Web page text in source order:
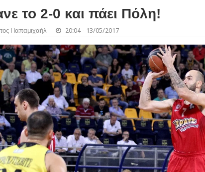
το 2-0 και πάει Πόλη!
Παπαμιχαήλ 20:04 - 13/05/2017